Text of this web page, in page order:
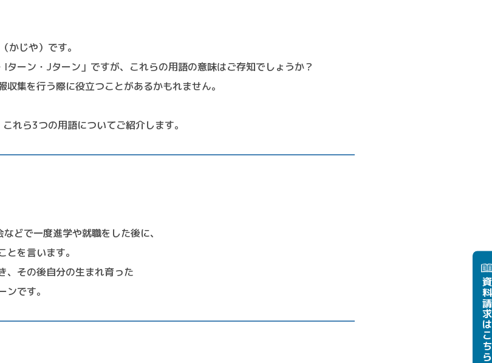
かじや）です。
ターン・Jターン」ですが、これらの用語の意味はご存知でしょうか？
集を行う際に役立つことがあるかもれません。
れら3つの用語についてご紹介します。
どで一度進学や就職をした後に、
を言います。
、その後自分の生まれ育った
です。
資
は